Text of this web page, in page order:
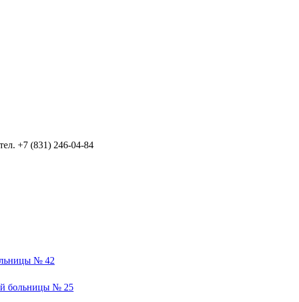
+7 (831) 246-04-84
№ 42
больницы № 25